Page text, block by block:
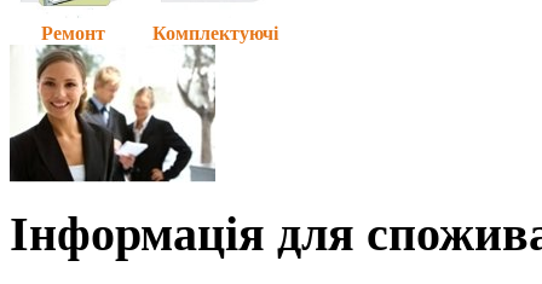
Ремонт Комплектуючі
Інформація для